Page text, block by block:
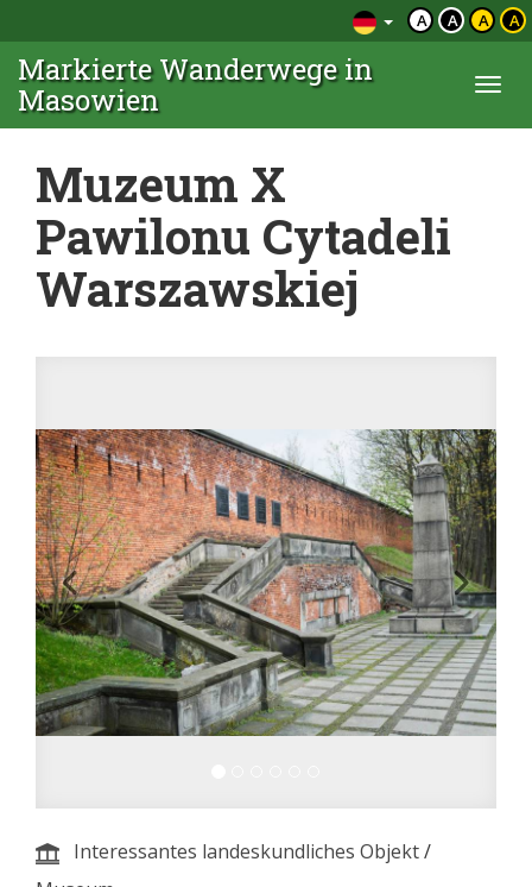
A A A A
Markierte Wanderwege in
Masowien
Muzeum X
Pawilonu Cytadeli
Warszawskiej
Interessantes landeskundliches Objekt/